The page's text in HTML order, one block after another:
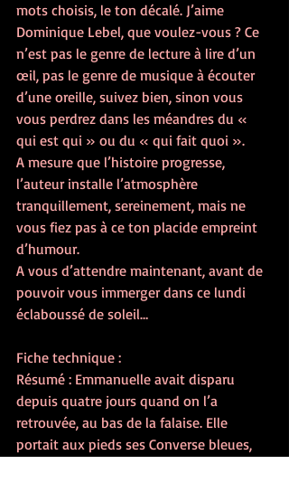
mots choisis, le ton décalé. J’aime
Dominique Lebel, que voulez-vous ? Ce
n’est pas le genre de lecture à lire d’un
œil, pas le genre de musique à écouter
d’une oreille, suivez bien, sinon vous
vous perdrez dans les méandres du «
qui est qui » ou du « qui fait quoi ».
A mesure que l’histoire progresse,
l’auteur installe l’atmosphère
tranquillement, sereinement, mais ne
vous fiez pas à ce ton placide empreint
d’humour.
A vous d’attendre maintenant, avant de
pouvoir vous immerger dans ce lundi
éclaboussé de soleil…
Fiche technique :
Résumé : Emmanuelle avait disparu
depuis quatre jours quand on l’a
retrouvée, au bas de la falaise. Elle
portait aux pieds ses Converse bleues,